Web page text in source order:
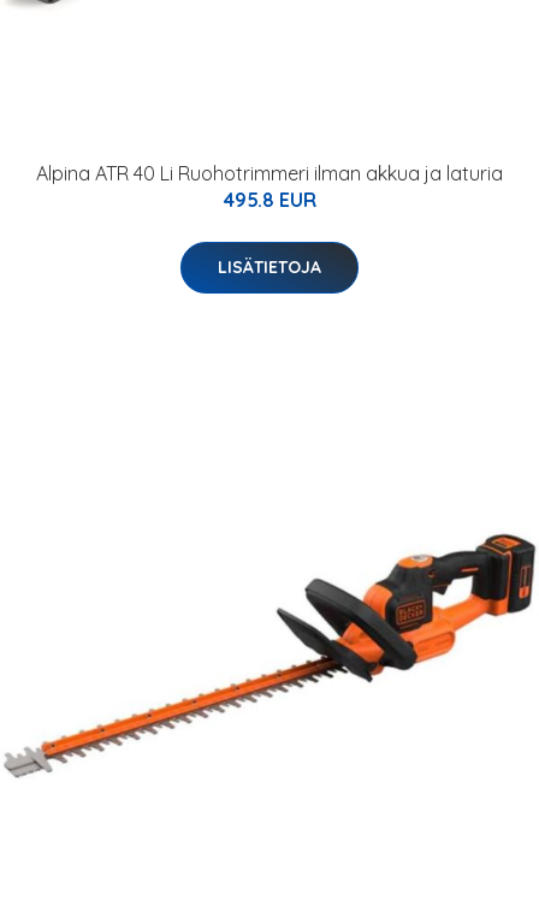
Alpina ATR 40 Li Ruohotrimmeri ilman akkua ja laturia
495.8 EUR
LISÄTIETOJA